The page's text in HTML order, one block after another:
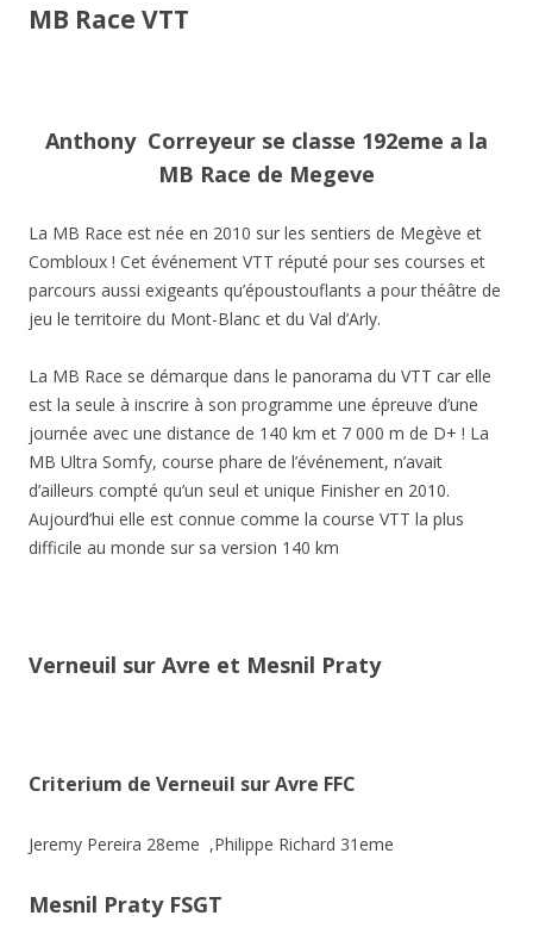
MB Race VTT
Anthony Correyeur se classe 192eme a la
MB Race de Megeve
La MB Race est née en 2010 sur les sentiers de Megève et
Combloux ! Cet événement VTT réputé pour ses courses et
parcours aussi exigeants qu’époustouflants a pour théâtre de
jeu le territoire du Mont-Blanc et du Val d’Arly.
La MB Race se démarque dans le panorama du VTT car elle
est la seule à inscrire à son programme une épreuve d’une
journée avec une distance de 140 km et 7 000 m de D+ ! La
MB Ultra Somfy, course phare de l’événement, n’avait
d’ailleurs compté qu’un seul et unique Finisher en 2010.
Aujourd’hui elle est connue comme la course VTT la plus
difficile au monde sur sa version 140 km
Verneuil sur Avre et Mesnil Praty
Criterium de Verneuil sur Avre FFC
Jeremy Pereira 28eme ,Philippe Richard 31eme
Mesnil Praty FSGT